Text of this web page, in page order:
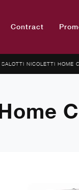
Contract
SALOTTI NICOLETTI HOME